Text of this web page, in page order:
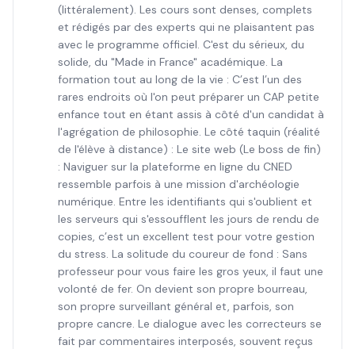
(littéralement). Les cours sont denses, complets
et rédigés par des experts qui ne plaisantent pas
avec le programme officiel. C'est du sérieux, du
solide, du "Made in France" académique. La
formation tout au long de la vie : C’est l’un des
rares endroits où l'on peut préparer un CAP petite
enfance tout en étant assis à côté d'un candidat à
l'agrégation de philosophie. Le côté taquin (réalité
de l'élève à distance) : Le site web (Le boss de fin)
: Naviguer sur la plateforme en ligne du CNED
ressemble parfois à une mission d'archéologie
numérique. Entre les identifiants qui s'oublient et
les serveurs qui s'essoufflent les jours de rendu de
copies, c’est un excellent test pour votre gestion
du stress. La solitude du coureur de fond : Sans
professeur pour vous faire les gros yeux, il faut une
volonté de fer. On devient son propre bourreau,
son propre surveillant général et, parfois, son
propre cancre. Le dialogue avec les correcteurs se
fait par commentaires interposés, souvent reçus